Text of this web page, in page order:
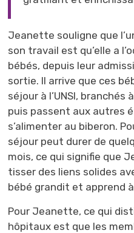
Jeanette souligne que
son travail est qu’elle a
bébés, depuis leur
sortie. Il arrive que ces
séjour à l’UNSI,
puis passent aux autres
s’alimenter au biberon.
séjour peut durer de
mois, ce qui signifie que
tisser des liens solides
bébé grandit et apprend
Pour Jeanette, ce qui
hôpitaux est que les